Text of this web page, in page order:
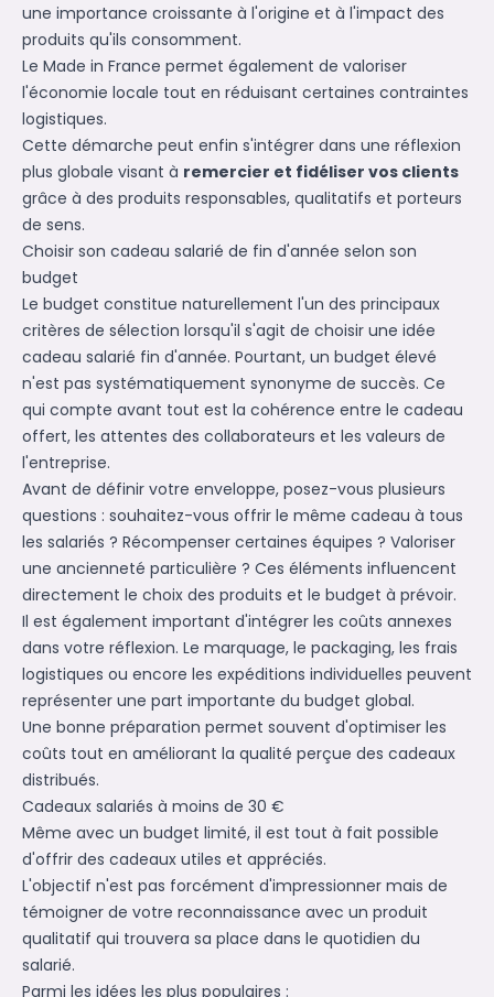
une importance croissante à l'origine et à l'impact des
produits qu'ils consomment.
Le Made in France permet également de valoriser
l'économie locale tout en réduisant certaines contraintes
logistiques.
Cette démarche peut enfin s'intégrer dans une réflexion
plus globale visant à remercier et fidéliser vos clients
grâce à des produits responsables, qualitatifs et porteurs
de sens.
Choisir son cadeau salarié de fin d'année selon son
budget
Le budget constitue naturellement l'un des principaux
critères de sélection lorsqu'il s'agit de choisir une idée
cadeau salarié fin d'année. Pourtant, un budget élevé
n'est pas systématiquement synonyme de succès. Ce
qui compte avant tout est la cohérence entre le cadeau
offert, les attentes des collaborateurs et les valeurs de
l'entreprise.
Avant de définir votre enveloppe, posez-vous plusieurs
questions : souhaitez-vous offrir le même cadeau à tous
les salariés ? Récompenser certaines équipes ? Valoriser
une ancienneté particulière ? Ces éléments influencent
directement le choix des produits et le budget à prévoir.
Il est également important d'intégrer les coûts annexes
dans votre réflexion. Le marquage, le packaging, les frais
logistiques ou encore les expéditions individuelles peuvent
représenter une part importante du budget global.
Une bonne préparation permet souvent d'optimiser les
coûts tout en améliorant la qualité perçue des cadeaux
distribués.
Cadeaux salariés à moins de 30 €
Même avec un budget limité, il est tout à fait possible
d'offrir des cadeaux utiles et appréciés.
L'objectif n'est pas forcément d'impressionner mais de
témoigner de votre reconnaissance avec un produit
qualitatif qui trouvera sa place dans le quotidien du
salarié.
Parmi les idées les plus populaires :